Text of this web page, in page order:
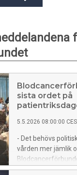
sista ordet på
5.5.2026 08:00:00
- Det behövs
vården mer jämlik
den pågående